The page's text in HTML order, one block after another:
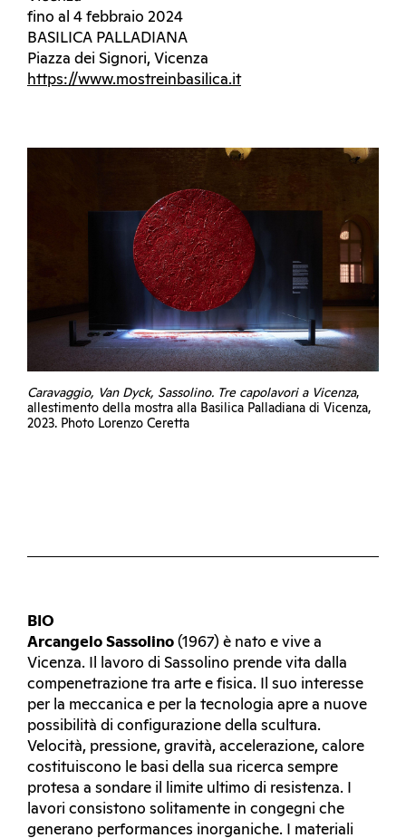
fino al 4 febbraio 2024
BASILICA PALLADIANA
Piazza dei Signori, Vicenza
https://www.mostreinbasilica.it
Caravaggio, Van Dyck, Sassolino. Tre capolavori a Vicenza,
allestimento della mostra alla Basilica Palladiana di Vicenza,
2023. Photo Lorenzo Ceretta
BIO
Arcangelo Sassolino (1967) è nato e vive a
Vicenza. Il lavoro di Sassolino prende vita dalla
compenetrazione tra arte e fisica. Il suo interesse
per la meccanica e per la tecnologia apre a nuove
possibilità di configurazione della scultura.
Velocità, pressione, gravità, accelerazione, calore
costituiscono le basi della sua ricerca sempre
protesa a sondare il limite ultimo di resistenza. I
lavori consistono solitamente in congegni che
generano performances inorganiche. I materiali